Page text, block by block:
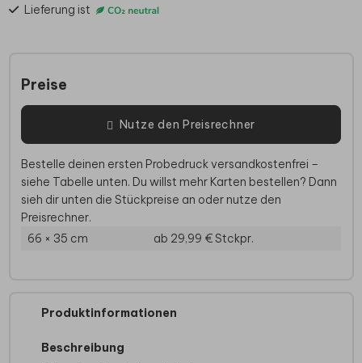
Lieferung ist
Preise
Nutze den Preisrechner
Bestelle deinen ersten Probedruck versandkostenfrei –
siehe Tabelle unten. Du willst mehr Karten bestellen? Dann
sieh dir unten die Stückpreise an oder nutze den
Preisrechner.
66 × 35 cm
ab 29,99 €Stckpr.
Produktinformationen
Beschreibung